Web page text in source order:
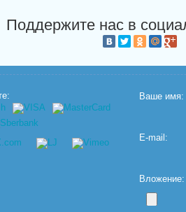
Поддержите нас в
Ваше имя:
E-mail: